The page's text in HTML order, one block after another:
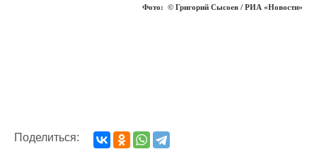
Фото: © Григорий Сысоев / РИА «Новости»
Поделиться: